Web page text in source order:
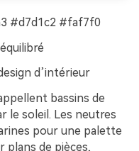
#d7d1c2 #faf7f0
d’intérieur
bassins de
le soleil. Les neutres
pour une palette
plans de pièces,